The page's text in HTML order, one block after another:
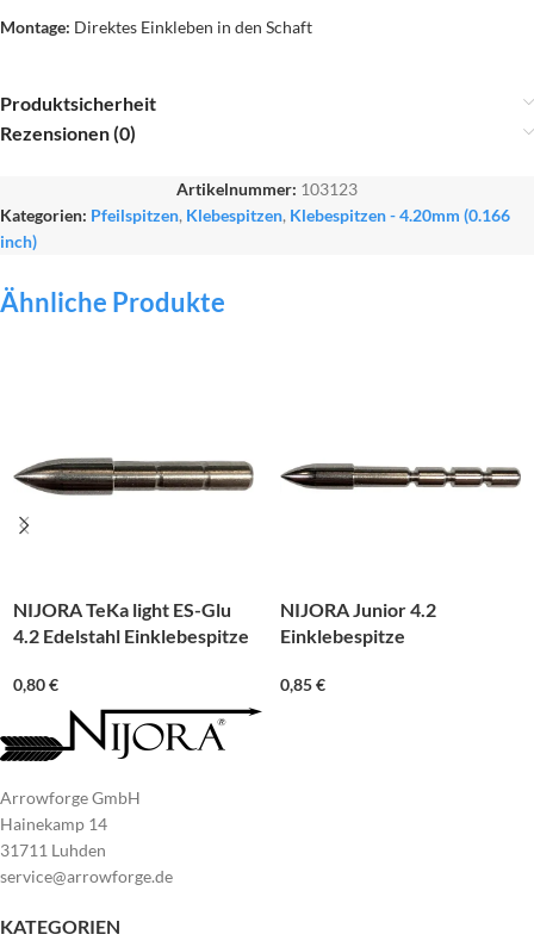
Montage: Direktes Einkleben in den Schaft
Produktsicherheit
Rezensionen (0)
Artikelnummer: 103123
Kategorien: Pfeilspitzen, Klebespitzen, Klebespitzen - 4.20mm (0.166
inch)
Ähnliche Produkte
NIJORA TeKa light ES-Glu
4.2 Edelstahl Einklebespitze
0,80€
NIJORA Junior 4.2
Einklebespitze
0,85€
Arrowforge GmbH
Hainekamp 14
31711 Luhden
service@arrowforge.de
KATEGORIEN